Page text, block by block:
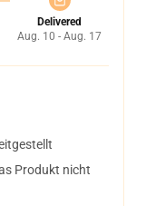
Delivered
Aug. 10 - Aug. 17
Produkt nicht